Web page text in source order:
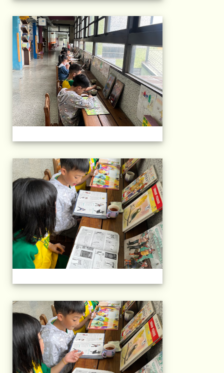
午茶石光(1年級
午茶石光(1年級
午茶石光(1年級